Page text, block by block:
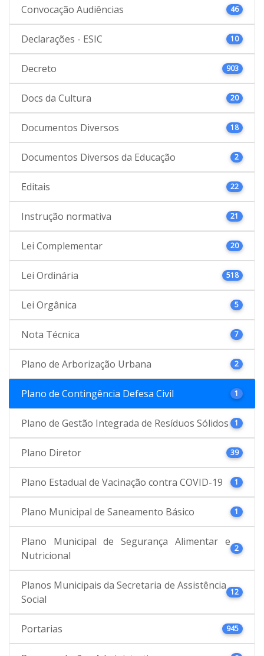
Convocação Audiências 46
Declarações - ESIC 10
Decreto 903
Docs da Cultura 20
Documentos Diversos 18
Documentos Diversos da Educação 2
Editais 22
Instrução normativa 21
Lei Complementar 20
Lei Ordinária 518
Lei Orgânica 5
Nota Técnica 7
Plano de Arborização Urbana 2
Plano de Contingência Defesa Civil 1
Plano de Gestão Integrada de Resíduos Sólidos 1
Plano Diretor 39
Plano Estadual de Vacinação contra COVID-19 1
Plano Municipal de Saneamento Básico 1
Plano Municipal de Segurança Alimentar e
Nutricional
2
Planos Municipais da Secretaria de Assistência
Social
12
Portarias 945